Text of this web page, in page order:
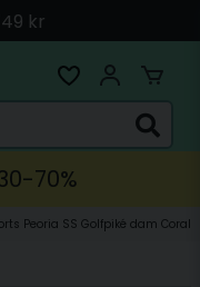
& PostNord
Kort & Faktura
i Linköping
70%
Peoria SS Golfpiké dam Coral